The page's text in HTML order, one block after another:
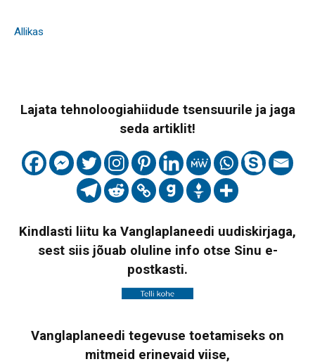
Allikas
Lajata tehnoloogiahiidude tsensuurile ja jaga
seda artiklit!
Kindlasti liitu ka Vanglaplaneedi uudiskirjaga,
sest siis jõuab oluline info otse Sinu e-
postkasti.
Vanglaplaneedi tegevuse toetamiseks on
mitmeid erinevaid viise,